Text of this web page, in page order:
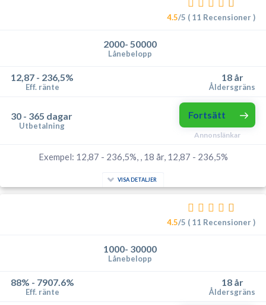
4.5/5 ( 11 Recensioner )
2000- 50000
Lånebelopp
12,87 - 236,5%
Eff. ränte
18 år
Åldersgräns
30 - 365 dagar
Utbetalning
Fortsätt
Annonslänkar
Exempel: 12,87 - 236,5%, , 18 år, 12,87 - 236,5%
VISA DETALJER
4.5/5 ( 11 Recensioner )
1000- 30000
Lånebelopp
88% - 7907.6%
Eff. ränte
18 år
Åldersgräns